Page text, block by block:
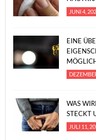
JUNI 4,
EINE
WAS
STECKT
JULI 11,